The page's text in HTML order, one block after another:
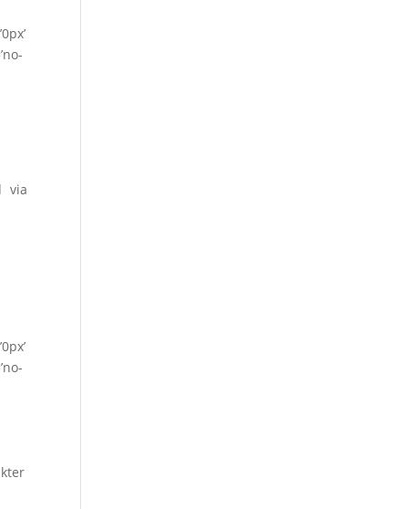
via